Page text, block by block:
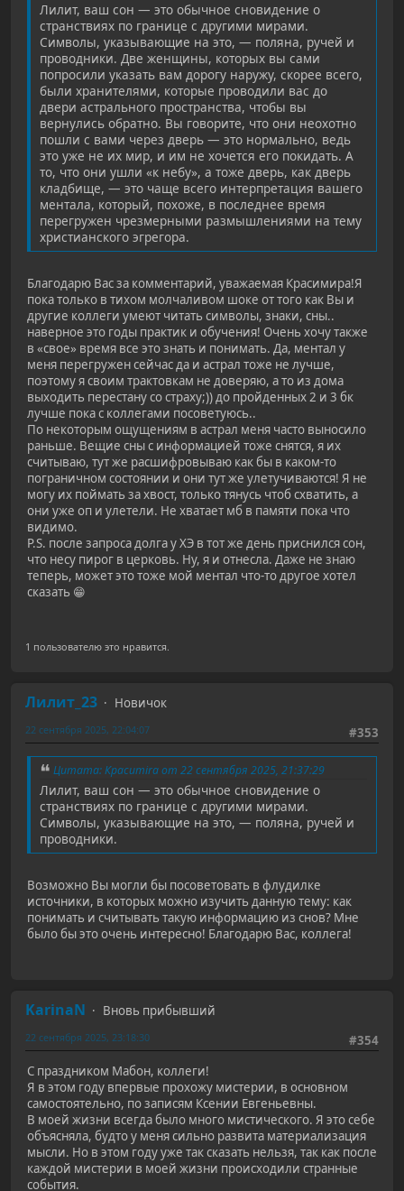
Лилит, ваш сон — это обычное сновидение о
странствиях по границе с другими мирами.
Символы, указывающие на это, — поляна, ручей и
проводники. Две женщины, которых вы сами
попросили указать вам дорогу наружу, скорее всего,
были хранителями, которые проводили вас до
двери астрального пространства, чтобы вы
вернулись обратно. Вы говорите, что они неохотно
пошли с вами через дверь — это нормально, ведь
это уже не их мир, и им не хочется его покидать. А
то, что они ушли «к небу», а тоже дверь, как дверь
кладбище, — это чаще всего интерпретация вашего
ментала, который, похоже, в последнее время
перегружен чрезмерными размышлениями на тему
христианского эгрегора.
Благодарю Вас за комментарий, уважаемая Красимира!Я
пока только в тихом молчаливом шоке от того как Вы и
другие коллеги умеют читать символы, знаки, сны..
наверное это годы практик и обучения! Очень хочу также
в «свое» время все это знать и понимать. Да, ментал у
меня перегружен сейчас да и астрал тоже не лучше,
поэтому я своим трактовкам не доверяю, а то из дома
выходить перестану со страху;)) до пройденных 2 и 3 бк
лучше пока с коллегами посоветуюсь..
По некоторым ощущениям в астрал меня часто выносило
раньше. Вещие сны с информацией тоже снятся, я их
считываю, тут же расшифровываю как бы в каком-то
пограничном состоянии и они тут же улетучиваются! Я не
могу их поймать за хвост, только тянусь чтоб схватить, а
они уже оп и улетели. Не хватает мб в памяти пока что
видимо.
P.S. после запроса долга у ХЭ в тот же день приснился сон,
что несу пирог в церковь. Ну, я и отнесла. Даже не знаю
теперь, может это тоже мой ментал что-то другое хотел
сказать 😁
1 пользователю это нравится.
Лилит_23
Новичок
#353
22 сентября 2025, 22:04:07
Цитата: Красиmira от 22 сентября 2025, 21:37:29
Лилит, ваш сон — это обычное сновидение о
странствиях по границе с другими мирами.
Символы, указывающие на это, — поляна, ручей и
проводники.
Возможно Вы могли бы посоветовать в флудилке
источники, в которых можно изучить данную тему: как
понимать и считывать такую информацию из снов? Мне
было бы это очень интересно! Благодарю Вас, коллега!
KarinaN
Вновь прибывший
#354
22 сентября 2025, 23:18:30
С праздником Мабон, коллеги!
Я в этом году впервые прохожу мистерии, в основном
самостоятельно, по записям Ксении Евгеньевны.
В моей жизни всегда было много мистического. Я это себе
объясняла, будто у меня сильно развита материализация
мысли. Но в этом году уже так сказать нельзя, так как после
каждой мистерии в моей жизни происходили странные
события.